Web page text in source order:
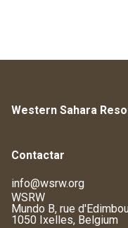
Western Sahara
Contactar
info@wsrw.org
WSRW
Mundo B, rue
1050 Ixelles, Belgium